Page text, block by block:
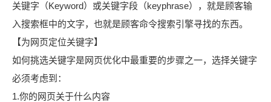
关键字（Keyword）或关键字段（keyphrase），就是顾客输
入搜索框中的文字，也就是顾客命令搜索引擎寻找的东西。
【为网页定位关键字】
如何挑选关键字是网页优化中最重要的步骤之一，选择关键字
必须考虑到：
1.你的网页关于什么内容